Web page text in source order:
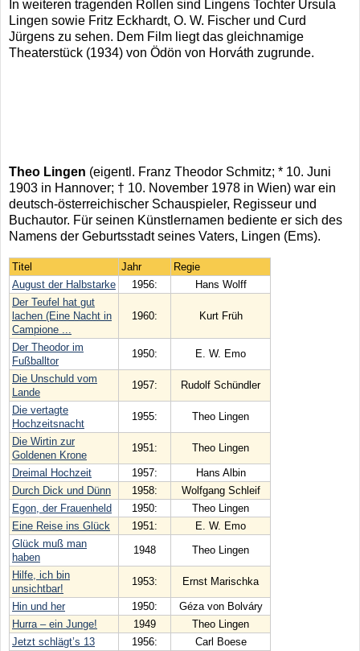
In weiteren tragenden Rollen sind Lingens Tochter Ursula
Lingen sowie Fritz Eckhardt, O. W. Fischer und Curd
Jürgens zu sehen. Dem Film liegt das gleichnamige
Theaterstück (1934) von Ödön von Horváth zugrunde.
Theo Lingen (eigentl. Franz Theodor Schmitz; * 10. Juni
1903 in Hannover; † 10. November 1978 in Wien) war ein
deutsch-österreichischer Schauspieler, Regisseur und
Buchautor. Für seinen Künstlernamen bediente er sich des
Namens der Geburtsstadt seines Vaters, Lingen (Ems).
Titel Jahr
Regie
August der Halbstarke
1956:
Hans Wolff
Der Teufel hat gut
lachen (Eine Nacht in
Campione ...
1960: Kurt Früh
Der Theodor im
Fußballtor
1950: E. W. Emo
Die Unschuld vom
Lande
1957: Rudolf Schündler
Die vertagte
Hochzeitsnacht
1955: Theo Lingen
Die Wirtin zur
Goldenen Krone
1951: Theo Lingen
Dreimal Hochzeit 1957:
Hans Albin
Durch Dick und Dünn
1958:
Wolfgang Schleif
Egon, der Frauenheld
1950:
Theo Lingen
Eine Reise ins Glück
1951:
E. W. Emo
Glück muß man
haben
1948 Theo Lingen
Hilfe, ich bin
unsichtbar!
1953: Ernst Marischka
Hin und her 1950:
Géza von Bolváry
Hurra – ein Junge!
1949
Theo Lingen
Jetzt schlägt’s 13
1956:
Carl Boese